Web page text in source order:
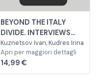
BEYOND THE ITALY
DIVIDE. INTERVIEWS
WITH ITALIAN
BIKEPACKING PIONEERS
Kuznetsov Ivan, Kudres Irina
Apri per maggiori dettagli
14,99 €